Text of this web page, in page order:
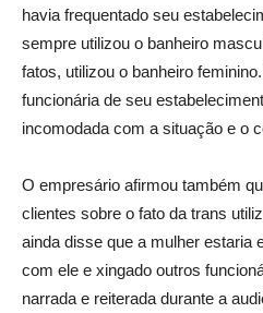
havia frequentado seu
sempre utilizou o banheiro
fatos, utilizou o banheiro
funcionária de seu
incomodada com a situação e o
O empresário afirmou também
clientes sobre o fato da trans
ainda disse que a mulher estaria
com ele e xingado outros
narrada e reiterada durante a